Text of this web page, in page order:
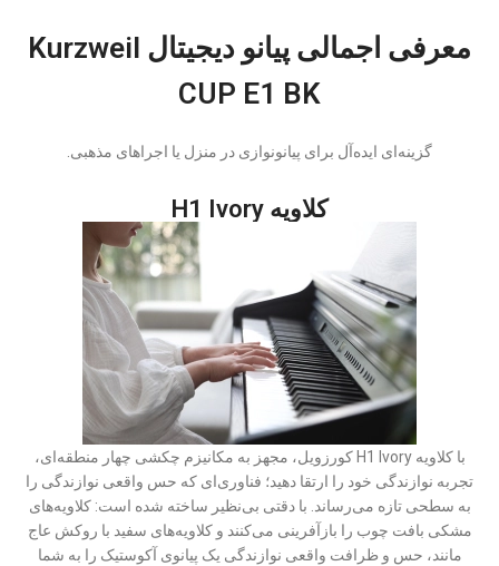
معرفی اجمالی پیانو دیجیتال Kurzweil
CUP E1 BK
گزینه‌ای ایده‌آل برای پیانونوازی در منزل یا اجراهای مذهبی.
کلاویه H1 Ivory
با کلاویه H1 Ivory کورزویل، مجهز به مکانیزم چکشی چهار منطقه‌ای،
تجربه نوازندگی خود را ارتقا دهید؛ فناوری‌ای که حس واقعی نوازندگی را
به سطحی تازه می‌رساند. با دقتی بی‌نظیر ساخته شده است: کلاویه‌های
مشکی بافت چوب را بازآفرینی می‌کنند و کلاویه‌های سفید با روکش عاج
مانند، حس و ظرافت واقعی نوازندگی یک پیانوی آکوستیک را به شما